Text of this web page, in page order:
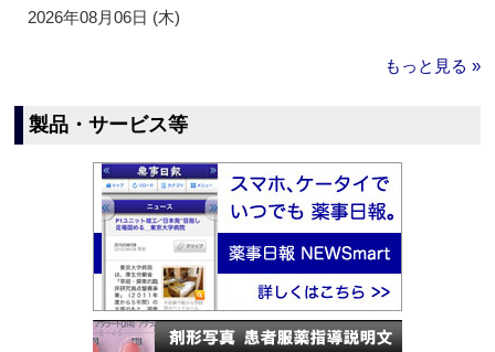
2026年08月06日 (木)
もっと見る »
製品・サービス等